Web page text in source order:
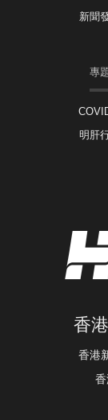
新聞
專
明肝
香
香港